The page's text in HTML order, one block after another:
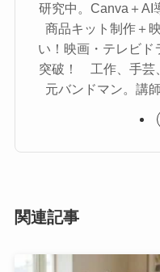
研究中。Canva＋AI
商品キット制作＋
い！映画・テレビド
突破！ 工作、手芸
元バンドマン。講
関連記事